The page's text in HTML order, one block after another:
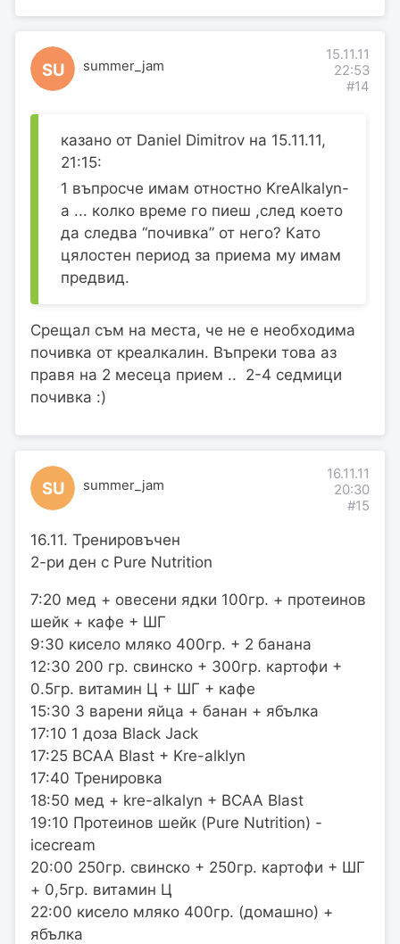
SU summer_jam
15.11.11
22:53
#14
казано от Daniel Dimitrov на 15.11.11,
21:15:
1 въпросче имам отностно KreAlkalyn-
а ... колко време го пиеш ,след което
да следва “почивка” от него? Като
цялостен период за приема му имам
предвид.
Срещал съм на места, че не е необходима
почивка от креалкалин. Въпреки това аз
правя на 2 месеца прием .. 2-4 седмици
почивка :)
SU summer_jam
16.11.11
20:30
#15
16.11. Тренировъчен
2-ри ден с Pure Nutrition
7:20 мед + овесени ядки 100гр. + протеинов
шейк + кафе + ШГ
9:30 кисело мляко 400гр. + 2 банана
12:30 200 гр. свинско + 300гр. картофи +
0.5гр. витамин Ц + ШГ + кафе
15:30 3 варени яйца + банан + ябълка
17:10 1 доза Black Jack
17:25 BCAA Blast + Kre-alklyn
17:40 Тренировка
18:50 мед + kre-alkalyn + BCAA Blast
19:10 Протеинов шейк (Pure Nutrition) -
icecream
20:00 250гр. свинско + 250гр. картофи + ШГ
+ 0,5гр. витамин Ц
22:00 кисело мляко 400гр. (домашно) +
ябълка